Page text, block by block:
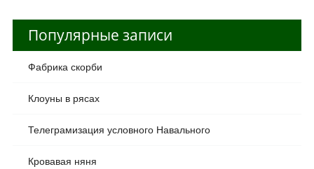
Популярные записи
Фабрика скорби
Клоуны в рясах
Телеграмизация условного Навального
Кровавая няня